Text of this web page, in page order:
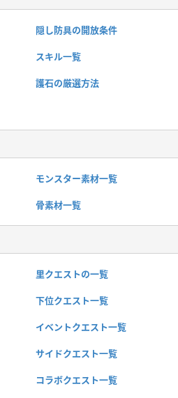
隠し防具の開放条件
スキル一覧
護石の厳選方法
モンスター素材一覧
骨素材一覧
里クエストの一覧
下位クエスト一覧
イベントクエスト一覧
サイドクエスト一覧
コラボクエスト一覧